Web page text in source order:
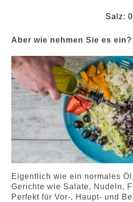
Salz:
Aber wie nehmen Sie es ein?
Eigentlich wie ein normales Öl,
Gerichte wie Salate, Nudeln,
Perfekt für Vor-, Haupt- und